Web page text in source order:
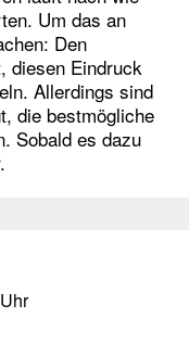
Um das an
Den
diesen Eindruck
Allerdings sind
die bestmögliche
Sobald es dazu